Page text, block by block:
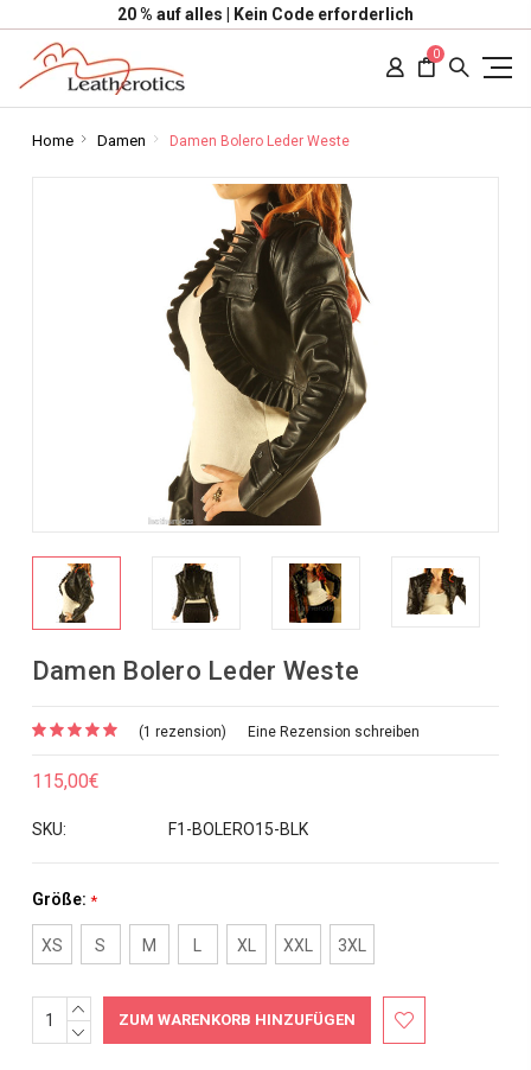
20 % auf alles | Kein Code erforderlich
0
Home Damen Damen Bolero Leder Weste
Damen Bolero Leder Weste
(1 rezension) Eine Rezension schreiben
115,00€
SKU: F1-BOLERO15-BLK
Größe: *
XS S M L XL XXL 3XL
Aktueller
Bestand:
MENGE
ERHÖHEN:
MENGE